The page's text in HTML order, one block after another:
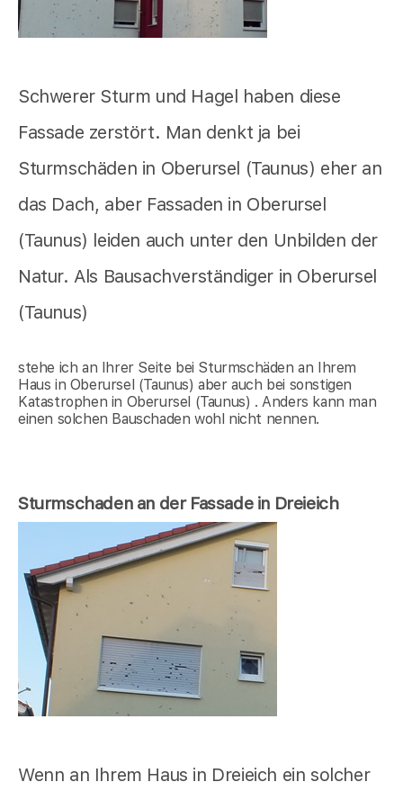
Schwerer Sturm und Hagel haben diese
Fassade zerstört. Man denkt ja bei
Sturmschäden in Oberursel (Taunus) eher an
das Dach, aber Fassaden in Oberursel
(Taunus) leiden auch unter den Unbilden der
Natur. Als Bausachverständiger in Oberursel
(Taunus)
stehe ich an Ihrer Seite bei Sturmschäden an Ihrem
Haus in Oberursel (Taunus) aber auch bei sonstigen
Katastrophen in Oberursel (Taunus) . Anders kann man
einen solchen Bauschaden wohl nicht nennen.
Sturmschaden an der Fassade in Dreieich
Wenn an Ihrem Haus in Dreieich ein solcher